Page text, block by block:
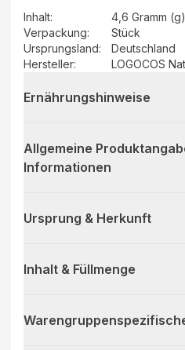
Inhalt:
4,6 Gramm (g)
Verpackung:
Stück
Ursprungsland:
Deutschland
Hersteller: LOGOCOS
Ernährungshinweise
Allgemeine
Informationen
Ursprung & Herkunft
Inhalt & Füllmenge